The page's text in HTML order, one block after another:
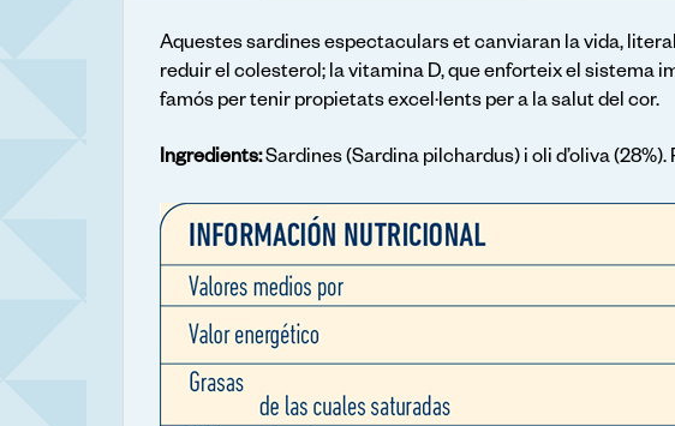
Aquestes sardines espectaculars et canviaran la vida,
reduir el colesterol; la vitamina D, que enforteix el sistema
famós per tenir propietats excel·lents per a la salut del cor.
Ingredients:Sardines (Sardina pilchardus) i oli d’oliva